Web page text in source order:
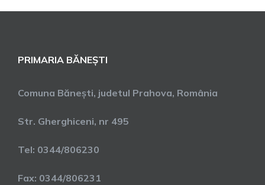
PRIMARIA BĂNEȘTI
Comuna Bănești, judetul Prahova, România
Str. Gherghiceni, nr 495
Tel: 0344/806230
Fax: 0344/806231